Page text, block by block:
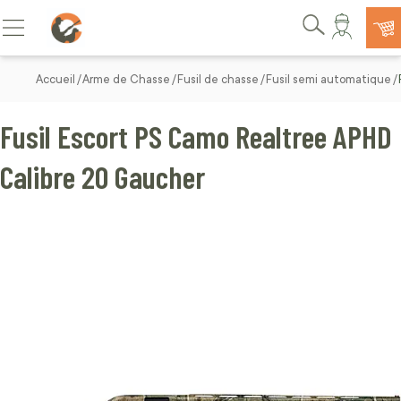
Allez au contenu
Basculer la navigation
Rechercher
Accueil Arme de Chasse Fusil de chasse Fusil semi automatique
Fusil Escort PS Camo Realtree APHD
Calibre 20 Gaucher